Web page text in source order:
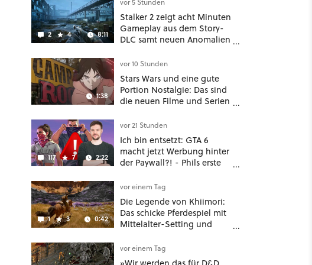
2 4 8:11
vor 5 Stunden
Stalker 2 zeigt acht Minuten
Gameplay aus dem Story-
DLC samt neuen Anomalien
1:38
vor 10 Stunden
Stars Wars und eine gute
Portion Nostalgie: Das sind
die neuen Filme und Serien
117 7 2:22
vor 21 Stunden
Ich bin entsetzt: GTA 6
macht jetzt Werbung hinter
der Paywall?! - Phils erste
Deal
1 3 0:42
vor einem Tag
Die Legende von Khiimori:
Das schicke Pferdespiel mit
Mittelalter-Setting und
noch größer und
gefährlicher
vor einem Tag